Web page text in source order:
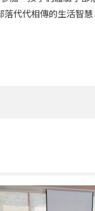
代代相傳的生活智慧